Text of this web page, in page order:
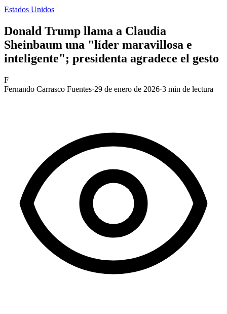
Estados Unidos
Donald Trump llama a Claudia
Sheinbaum una "líder maravillosa e
inteligente"; presidenta agradece el gesto
F
Fernando Carrasco Fuentes·29 de enero de 2026·3 min de lectura